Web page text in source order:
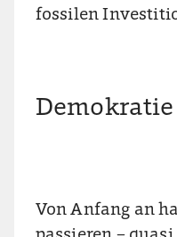
fossilen
Von Anfang an